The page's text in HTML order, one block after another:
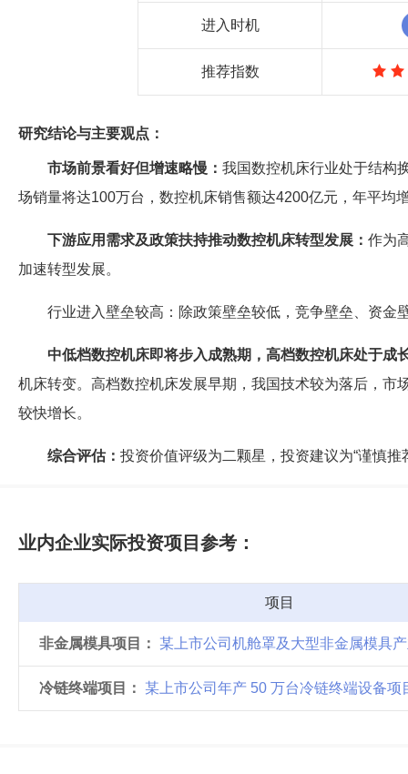
进入时机
推荐指数
研究结论与主要观点：
市场前景看好但增速略慢： 我国数控机床行业处于结构
场销量将达100万台，数控机床销售额达4200亿元，年平均
下游应用需求及政策扶持推动数控机床转型发展： 作为
加速转型发展。
行业进入壁垒较高：除政策壁垒较低，竞争壁垒、资金
中低档数控机床即将步入成熟期，高档数控机床处于成
机床转变。高档数控机床发展早期，我国技术较为落后，
较快增长。
综合评估： 投资价值评级为二颗星，投资建议为“谨慎推
业内企业实际投资项目参考：
项目
非金属模具项目： 某上市公司机舱罩及大型非金属模具
冷链终端项目： 某上市公司年产 50 万台冷链终端设备项